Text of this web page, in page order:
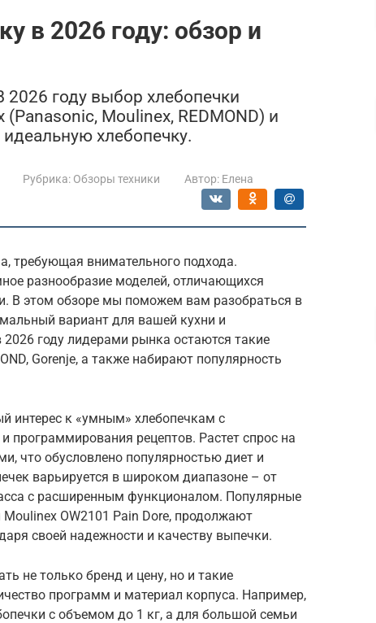
в 2026 году: обзор и
году выбор хлебопечки
Moulinex, REDMOND) и
хлебопечку.
Рубрика: Обзоры техники Автор: Елена
требующая внимательного подхода.
разнообразие моделей, отличающихся
В этом обзоре мы поможем вам разобраться в
вариант для вашей кухни и
году лидерами рынка остаются такие
Gorenje, а также набирают популярность
интерес к «умным» хлебопечкам с
программирования рецептов. Растет спрос на
что обусловлено популярностью диет и
варьируется в широком диапазоне – от
с расширенным функционалом. Популярные
OW2101 Pain Dore, продолжают
своей надежности и качеству выпечки.
не только бренд и цену, но и такие
программ и материал корпуса. Например,
с объемом до 1 кг, а для большой семьи